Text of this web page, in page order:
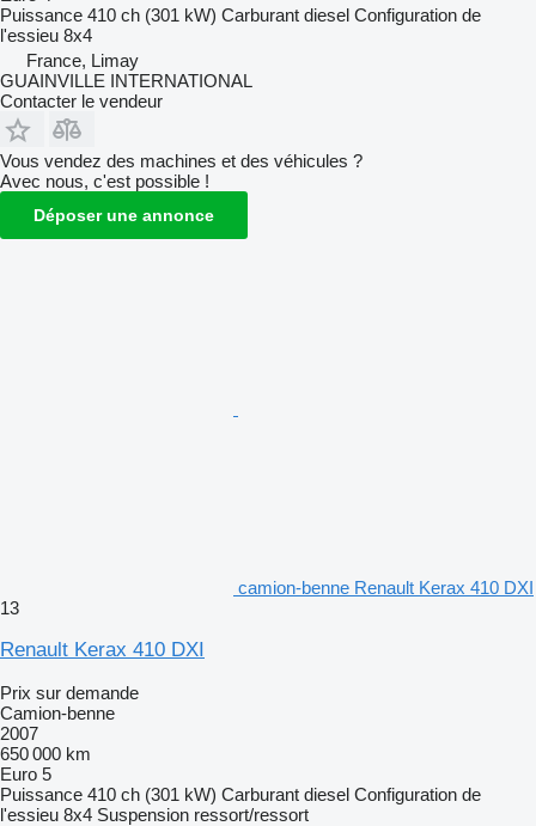
Puissance 410 ch (301 kW) Carburant diesel Configuration de
l'essieu 8x4
France, Limay
GUAINVILLE INTERNATIONAL
Contacter le vendeur
Vous vendez des machines et des véhicules ?
Avec nous, c'est possible !
Déposer une annonce
camion-benne Renault Kerax 410 DXI
13
Renault Kerax 410 DXI
Prix sur demande
Camion-benne
2007
650 000 km
Euro 5
Puissance 410 ch (301 kW) Carburant diesel Configuration de
l'essieu 8x4 Suspension ressort/ressort